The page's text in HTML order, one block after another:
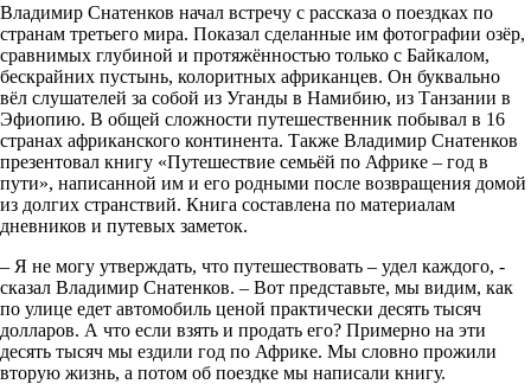
Владимир Снатенков начал встречу с рассказа о поездках по
странам третьего мира. Показал сделанные им фотографии озёр,
сравнимых глубиной и протяжённостью только с Байкалом,
бескрайних пустынь, колоритных африканцев. Он буквально
вёл слушателей за собой из Уганды в Намибию, из Танзании в
Эфиопию. В общей сложности путешественник побывал в 16
странах африканского континента. Также Владимир Снатенков
презентовал книгу «Путешествие семьёй по Африке – год в
пути», написанной им и его родными после возвращения домой
из долгих странствий. Книга составлена по материалам
дневников и путевых заметок.
– Я не могу утверждать, что путешествовать – удел каждого, -
сказал Владимир Снатенков. – Вот представьте, мы видим, как
по улице едет автомобиль ценой практически десять тысяч
долларов. А что если взять и продать его? Примерно на эти
десять тысяч мы ездили год по Африке. Мы словно прожили
вторую жизнь, а потом об поездке мы написали книгу.